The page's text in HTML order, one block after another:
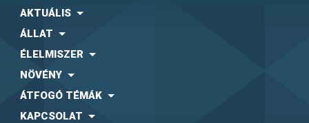
AKTUÁLIS
ÁLLAT
ÉLELMISZER
NÖVÉNY
ÁTFOGÓ TÉMÁK
KAPCSOLAT